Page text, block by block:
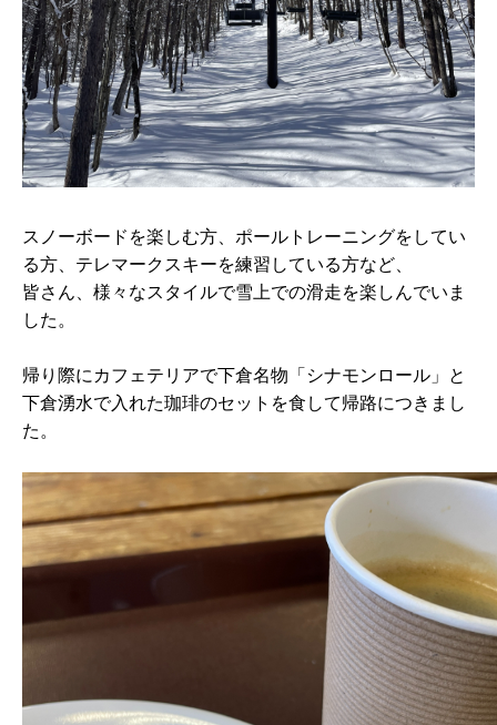
スノーボードを楽しむ方、ポールトレーニングをしてい
る方、テレマークスキーを練習している方など、
皆さん、様々なスタイルで雪上での滑走を楽しんでいま
した。
帰り際にカフェテリアで下倉名物「シナモンロール」と
下倉湧水で入れた珈琲のセットを食して帰路につきまし
た。